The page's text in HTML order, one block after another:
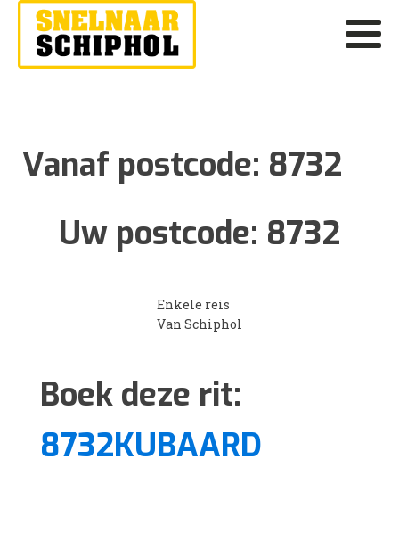
Vanaf postcode: 8732
Uw postcode: 8732
Enkele reis
Van Schiphol
Boek deze rit:
8732KUBAARD